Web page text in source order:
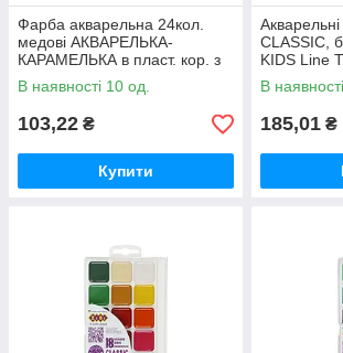
Фарба акварельна 24кол.
медові АКВАРЕЛЬКА-
КАРАМЕЛЬКА в пласт. кор. з
Є/П ТМ ТЕТРАДА
В наявності 10 од.
103,22 ₴
Купити
CLASSIC,
KIDS Line
В
185,01 ₴